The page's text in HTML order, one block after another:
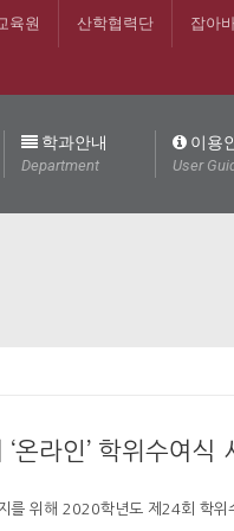
육원 산학협력단 잡아
학과안내
Department
이용
User
온라인’ 학위수여식
를 위해 2020학년도 제24회 학위